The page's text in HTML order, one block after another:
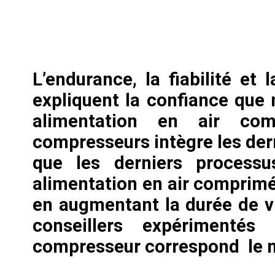
L’endurance, la fiabilité et
expliquent la confiance
alimentation en air
compresseurs intègre les
que les derniers
alimentation en air
en augmentant la durée de
conseillers
compresseur correspond le